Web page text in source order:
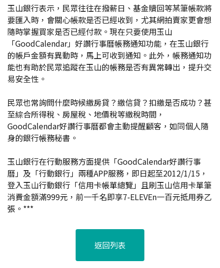
玉山銀行表示，民眾往往在撥薪日、基金贖回等某筆帳款將
要匯入時，會關心帳款是否已經收到，尤其網拍賣家更會想
隨時掌握買家是否已經付款。現在只要使用玉山
「GoodCalendar」好讚行事曆帳務通知功能，在玉山銀行
的帳戶金額有異動時，馬上可收到通知。此外，帳務通知功
能也有助於民眾追蹤在玉山的帳務是否有異常轉出，提升交
易安全性。
民眾也常詢問什麼時候繳房貸？繳信貸？扣繳是否成功？甚
至綜合所得稅、房屋稅、地價稅等繳稅時間，
GoodCalendar好讚行事曆都會主動提醒顧客，如同個人隨
身的銀行帳務秘書。
玉山銀行在行動服務方面提供「GoodCalendar好讚行事
曆」及「行動銀行」兩種APP服務，即日起至2012/1/15，
登入玉山行動銀行「信用卡帳單總覽」且刷玉山信用卡單筆
消費金額滿999元，前一千名即享7-ELEVEn一百元抵用券乙
張。***
返回列表